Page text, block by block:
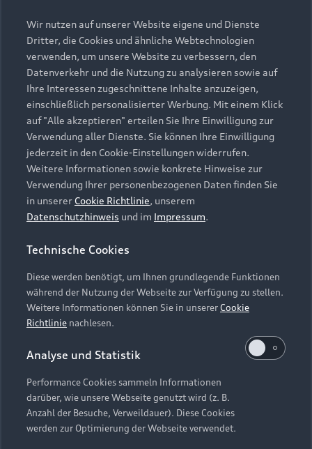
Alle Modelle
Modelle vergleichen
Elektromodelle
Plug-in-Hybride
Kaufen & leasen
Neuwagensuche
Gebrauchtwagensuche
Gebrauchtwagen
Finanzierung
Aktionen & Angebote
Geschäftskunden
Service & Zubehör
Saisonale Angebote
Audi Services
Garantie
Audi digital services
myAudi
Support
Kundenservice
Händlersuche
Audi Code
Online-Terminvereinbarung
Servicekontakt
Vertrag widerrufen
Über Audi
Unternehmen
Karriere
Investor Relations
Presse & Media Center
Datenschutz
Audi erleben
Newsletter
Impressum Rechtliches
Hinweisgebersystem
Datenschutzinformation
Cookie-Einstellungen
Cookie-Richtlinie
Barrierefreiheit
Hinweis: Die aktuelle Darstellung und Anordnung der
Embleme am Fahrzeug bei allen Abbildungen auf dieser
Webseite kann abweichen.
Wir nutzen auf unserer Website eigene und Dienste
Dritter, die Cookies und ähnliche Webtechnologien
verwenden, um unsere Website zu verbessern, den
Datenverkehr und die Nutzung zu analysieren sowie auf
Ihre Interessen zugeschnittene Inhalte anzuzeigen,
einschließlich personalisierter Werbung. Mit einem Klick
auf "Alle akzeptieren" erteilen Sie Ihre Einwilligung zur
Verwendung aller Dienste. Sie können Ihre Einwilligung
jederzeit in den Cookie-Einstellungen widerrufen.
Weitere Informationen sowie konkrete Hinweise zur
Verwendung Ihrer personenbezogenen Daten finden Sie
in unserer Cookie Richtlinie, unserem
Datenschutzhinweis und im Impressum.
Technische Cookies
Diese werden benötigt, um Ihnen grundlegende Funktionen
während der Nutzung der Webseite zur Verfügung zu stellen.
Weitere Informationen können Sie in unsererCookie
Richtlinie nachlesen.
Analyse und Statistik
Performance Cookies sammeln Informationen
darüber, wie unsere Webseite genutzt wird (z. B.
Anzahl der Besuche, Verweildauer). Diese Cookies
werden zur Optimierung der Webseite verwendet.